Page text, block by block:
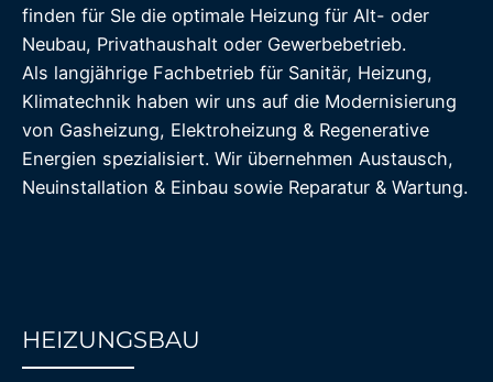
finden für SIe die optimale Heizung für Alt- oder
Neubau, Privathaushalt oder Gewerbebetrieb.
Als langjährige Fachbetrieb für Sanitär, Heizung,
Klimatechnik haben wir uns auf die Modernisierung
von Gasheizung, Elektroheizung & Regenerative
Energien spezialisiert. Wir übernehmen Austausch,
Neuinstallation & Einbau sowie Reparatur & Wartung.
HEIZUNGSBAU